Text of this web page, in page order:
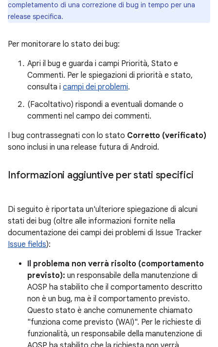
completamento di una correzione di bug in tempo per una
release specifica.
Per monitorare lo stato dei bug:
Apri il bug e guarda i campi Priorità, Stato e
Commenti. Per le spiegazioni di priorità e stato,
consulta i campi dei problemi.
(Facoltativo) rispondi a eventuali domande o
commenti nel campo dei commenti.
I bug contrassegnati con lo stato Corretto (verificato)
sono inclusi in una release futura di Android.
Informazioni aggiuntive per stati specifici
Di seguito è riportata un'ulteriore spiegazione di alcuni
stati dei bug (oltre alle informazioni fornite nella
documentazione dei campi dei problemi di Issue Tracker
Issue fields):
Il problema non verrà risolto (comportamento
previsto): un responsabile della manutenzione di
AOSP ha stabilito che il comportamento descritto
non è un bug, ma è il comportamento previsto.
Questo stato è anche comunemente chiamato
"funziona come previsto (WAI)". Per le richieste di
funzionalità, un responsabile della manutenzione di